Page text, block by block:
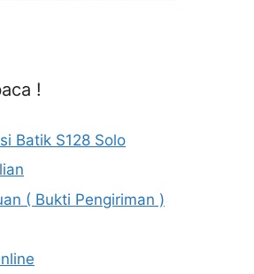
!
Batik S128 Solo
( Bukti Pengiriman )